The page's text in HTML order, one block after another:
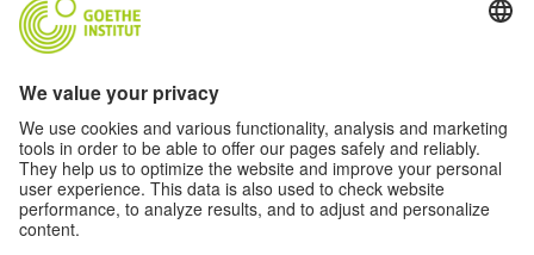
Goethe-Institut ၏ ဂျာမန်ဘာသာသင်တန်းများ
ကိုယ်ရေးအချက်အလက်နှင့် ဝင်ရောက်နိုင်မှု
ကိုယ်ရေးလုံခြုံမှုသတ်မှတ်ချက်များ